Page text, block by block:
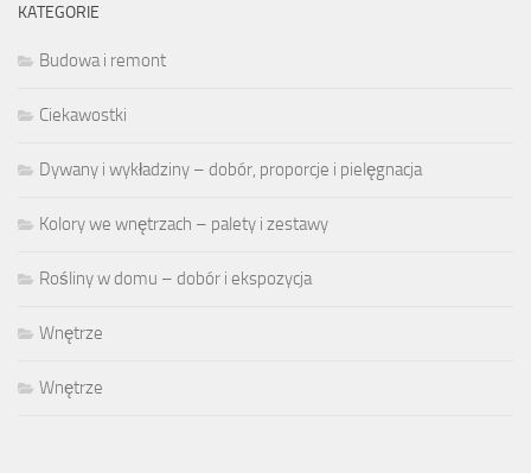
KATEGORIE
Budowa i remont
Ciekawostki
Dywany i wykładziny – dobór, proporcje i pielęgnacja
Kolory we wnętrzach – palety i zestawy
Rośliny w domu – dobór i ekspozycja
Wnętrze
Wnętrze